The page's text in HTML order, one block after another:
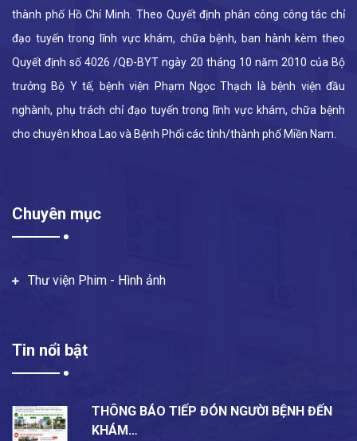
thành phố Hồ Chí Minh. Theo Quyết định phân công công tác chỉ
đạo tuyến trong lĩnh vực khám, chữa bệnh, ban hành kèm theo
Quyết định số 4026 /QĐ-BYT ngày 20 tháng 10 năm 2010 của Bộ
trưởng Bộ Y tế, bệnh viện Phạm Ngọc Thạch là bệnh viện đầu
nghành, phụ trách chỉ đạo tuyến trong lĩnh vực khám, chữa bệnh
cho chuyên khoa Lao và Bệnh Phổi các tỉnh/thành phố Miền Nam.
Chuyên mục
Thư viện Phim - Hình ảnh
Tin nổi bật
THÔNG BÁO TIẾP ĐÓN NGƯỜI BỆNH ĐẾN
KHÁM…